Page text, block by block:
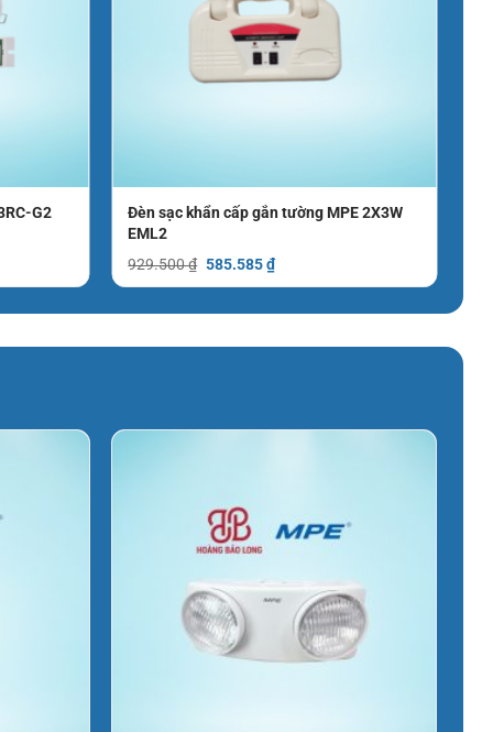
G2
Đèn sạc khẩn cấp gắn tường MPE 2X3W
EML2
929.500₫ Giá
929.500 ₫.
585.585₫Giá
hiện
là: